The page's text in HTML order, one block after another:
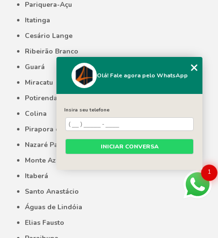
Pariquera-Açu
Itatinga
Cesário Lange
Ribeirão Branco
Guará
Miracatu
Potirendaba
Colina
Pirapora do Bom Jesus
Nazaré Paulista
Monte Azul Paulista
Itaberá
Santo Anastácio
Águas de Lindóia
Elias Fausto
1
Olá! Fale agora pelo WhatsApp
Insira seu telefone
INICIAR CONVERSA